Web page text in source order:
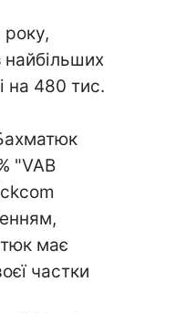
на 480 тис.
"VAB
має
частки